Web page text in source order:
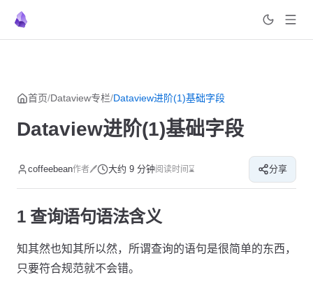
Skip to content 返回顶部
首页/Dataview专栏/Dataview进阶(1)基础字段
Dataview进阶(1)基础字段
coffeebean作者🖊 大约 9 分钟阅读时间⌛ 分享
1 查询语句语法含义
知其然也知其所以然，所谓查询的语句是很简单的东西，
只要符合规范就不会错。